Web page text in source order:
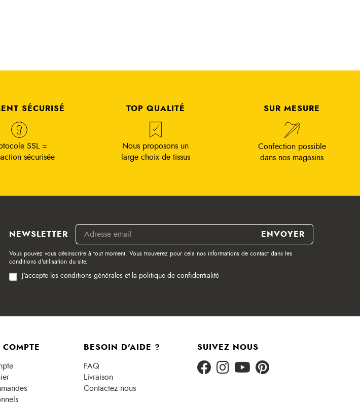
SÉCURISÉ
SSL =
sécurisée
TOP QUALITÉ
Nous proposons un
large choix de tissus
SUR MESURE
Confection possible
dans nos magasins
NEWSLETTER
Vous pouvez vous désinscrire à tout moment. Vous trouverez pour cela nos informations de contact dans les
conditions d'utilisation du site.
J'accepte les conditions générales et la politique de confidentialité
BESOIN D'AIDE ?
FAQ
Livraison
Contactez nous
SUIVEZ NOUS